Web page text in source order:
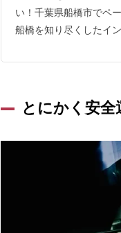
カー
利用
安全
運転
い！千葉県船橋市でペ
船橋を知り尽くしたイ
とにかく安全